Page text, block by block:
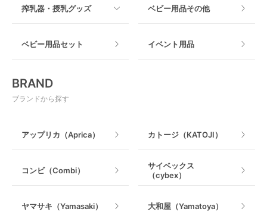
マット製
室内遊具
搾乳器・授乳グッズ
授乳グッズ・ママ用品
ベビー用品その他
ベビー用品セット イベント用品
BRAND
ブランドから探す
アップリカ（Aprica） カトージ（KATOJI）
コンビ（Combi）
サイベックス
（cybex）
ヤマサキ（Yamasaki） 大和屋（Yamatoya）